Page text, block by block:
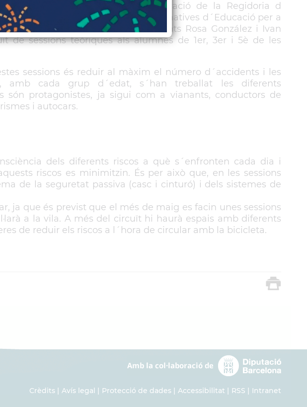
de Sant Vicenç amb la col·laboració de la Regidoria d
del Trànsit ha dut terme sessions formatives d´Educació per a
mesos de febrer i març, els agents Rosa González i Ivan
de sessions teòriques als alumnes de 1er, 3er i 5è de les
sessions és reduir al màxim el número d´accidents i les
amb cada grup d´edat, s´han treballat les diferents
són protagonistes, ja sigui com a vianants, conductors de
i autocars.
dels diferents riscos a què s´enfronten cada dia i
riscos es minimitzin. És per això que, en les sessions
de la seguretat passiva (casc i cinturó) i dels sistemes de
ja que és previst que el més de maig es facin unes sessions
a la vila. A més del circuït hi haurà espais amb diferents
de reduir els riscos a l´hora de circular amb la bicicleta.
Crèdits Avís legal Protecció de dades Accessibilitat RSS Intranet